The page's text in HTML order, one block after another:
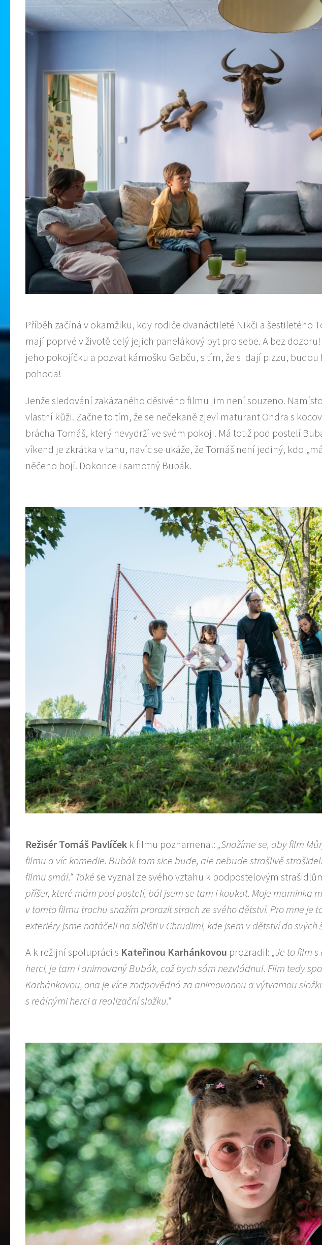
Příběh začíná v okamžiku, kdy rodiče dvanáctileté Nikči a šestiletého
mají poprvé v životě celý jejich panelákový byt pro sebe. A bez
jeho pokojíčku a pozvat kámošku Gabču, s tím, že si dají pizzu,
pohoda!
Jenže sledování zakázaného děsivého filmu jim není souzeno.
vlastní kůži. Začne to tím, že se nečekaně zjeví maturant Ondra s
brácha Tomáš, který nevydrží ve svém pokoji. Má totiž pod postelí
víkend je zkrátka v tahu, navíc se ukáže, že Tomáš není jediný, kdo
něčeho bojí. Dokonce i samotný Bubák.
Režisér Tomáš Pavlíček k filmu poznamenal:„Snažíme se, aby film
filmu a víc komedie. Bubák tam sice bude, ale nebude strašlivě
filmu smál.“ Takése vyznal ze svého vztahu k podpostelovým
příšer, které mám pod postelí, bál jsem se tam i koukat. Moje maminka
v tomto filmu trochu snažím prorazit strach ze svého dětství. Pro mne je
exteriéry jsme natáčeli na sídlišti v Chrudimi, kde jsem v dětství do svých
A k režijní spolupráci s Kateřinou Karhánkovou prozradil:„Je to film
herci, je tam i animovaný Bubák, což bych sám nezvládnul. Film tedy
Karhánkovou, ona je více zodpovědná za animovanou a výtvarnou
s reálnými herci a realizační složku.“